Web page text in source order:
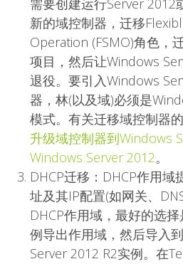
需要创建运行Server 2012
新的域控制器，迁移
Operation (FSMO)角色，
项目，然后让Windows
退役。要引入Windows
器，林(以及域)必须是
模式。有关迁移域控制器
升级域控制器到Windows
Windows Server 2012。
DHCP迁移：DHCP作用域
址及其IP配置(如网关、
DHCP作用域，最好的选
例导出作用域，然后导入
Server 2012 R2实例。在